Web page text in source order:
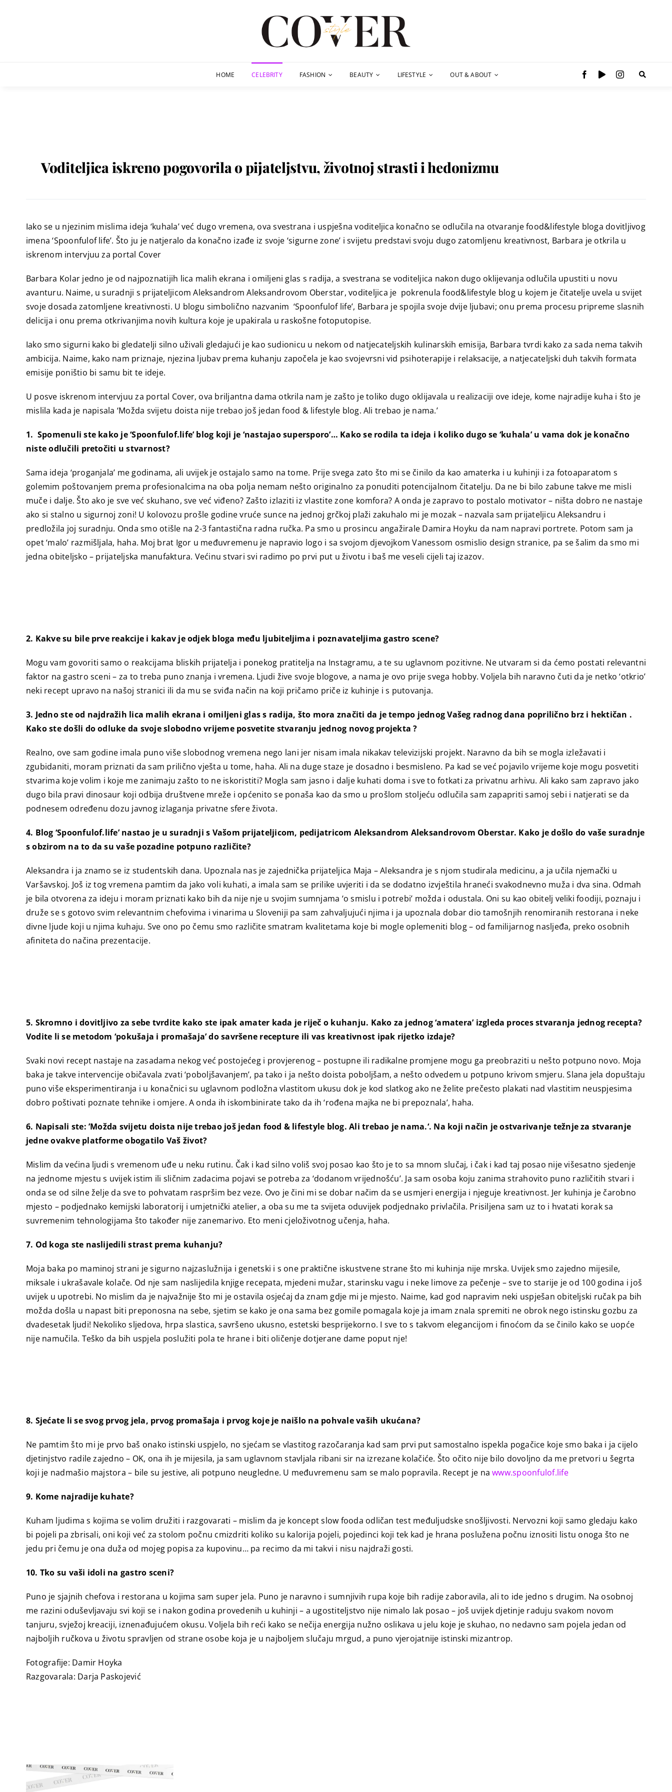
HOME CELEBRITY FASHION BEAUTY LIFESTYLE OUT & ABOUT
Voditeljica iskreno pogovorila o pijateljstvu, životnoj strasti i hedonizmu
Iako se u njezinim mislima ideja ‘kuhala’ već dugo vremena, ova svestrana i uspješna voditeljica konačno se odlučila na otvaranje food&lifestyle bloga dovitljivog
imena ‘Spoonfulof life’. Što ju je natjeralo da konačno izađe iz svoje ‘sigurne zone’ i svijetu predstavi svoju dugo zatomljenu kreativnost, Barbara je otkrila u
iskrenom intervjuu za portal Cover
Barbara Kolar jedno je od najpoznatijih lica malih ekrana i omiljeni glas s radija, a svestrana se voditeljica nakon dugo oklijevanja odlučila upustiti u novu
avanturu. Naime, u suradnji s prijateljicom Aleksandrom Aleksandrovom Oberstar, voditeljica je pokrenula food&lifestyle blog u kojem je čitatelje uvela u svijet
svoje dosada zatomljene kreativnosti. U blogu simbolično nazvanim ‘Spoonfulof life’, Barbara je spojila svoje dvije ljubavi; onu prema procesu pripreme slasnih
delicija i onu prema otkrivanjima novih kultura koje je upakirala u raskošne fotoputopise.
Iako smo sigurni kako bi gledatelji silno uživali gledajući je kao sudionicu u nekom od natjecateljskih kulinarskih emisija, Barbara tvrdi kako za sada nema takvih
ambicija. Naime, kako nam priznaje, njezina ljubav prema kuhanju započela je kao svojevrsni vid psihoterapije i relaksacije, a natjecateljski duh takvih formata
emisije poništio bi samu bit te ideje.
U posve iskrenom intervjuu za portal Cover, ova briljantna dama otkrila nam je zašto je toliko dugo oklijavala u realizaciji ove ideje, kome najradije kuha i što je
mislila kada je napisala ‘Možda svijetu doista nije trebao još jedan food & lifestyle blog. Ali trebao je nama.’
1. Spomenuli ste kako je ‘Spoonfulof.life’ blog koji je ‘nastajao supersporo’… Kako se rodila ta ideja i koliko dugo se ‘kuhala’ u vama dok je konačno
niste odlučili pretočiti u stvarnost?
Sama ideja ‘proganjala’ me godinama, ali uvijek je ostajalo samo na tome. Prije svega zato što mi se činilo da kao amaterka i u kuhinji i za fotoaparatom s
golemim poštovanjem prema profesionalcima na oba polja nemam nešto originalno za ponuditi potencijalnom čitatelju. Da ne bi bilo zabune takve me misli
muče i dalje. Što ako je sve već skuhano, sve već viđeno? Zašto izlaziti iz vlastite zone komfora? A onda je zapravo to postalo motivator – ništa dobro ne nastaje
ako si stalno u sigurnoj zoni! U kolovozu prošle godine vruće sunce na jednoj grčkoj plaži zakuhalo mi je mozak – nazvala sam prijateljicu Aleksandru i
predložila joj suradnju. Onda smo otišle na 2-3 fantastična radna ručka. Pa smo u prosincu angažirale Damira Hoyku da nam napravi portrete. Potom sam ja
opet ‘malo’ razmišljala, haha. Moj brat Igor u međuvremenu je napravio logo i sa svojom djevojkom Vanessom osmislio design stranice, pa se šalim da smo mi
jedna obiteljsko – prijateljska manufaktura. Većinu stvari svi radimo po prvi put u životu i baš me veseli cijeli taj izazov.
2. Kakve su bile prve reakcije i kakav je odjek bloga među ljubiteljima i poznavateljima gastro scene?
Mogu vam govoriti samo o reakcijama bliskih prijatelja i ponekog pratitelja na Instagramu, a te su uglavnom pozitivne. Ne utvaram si da ćemo postati relevantni
faktor na gastro sceni – za to treba puno znanja i vremena. Ljudi žive svoje blogove, a nama je ovo prije svega hobby. Voljela bih naravno čuti da je netko ‘otkrio’
neki recept upravo na našoj stranici ili da mu se sviđa način na koji pričamo priče iz kuhinje i s putovanja.
3. Jedno ste od najdražih lica malih ekrana i omiljeni glas s radija, što mora značiti da je tempo jednog Vašeg radnog dana poprilično brz i hektičan .
Kako ste došli do odluke da svoje slobodno vrijeme posvetite stvaranju jednog novog projekta ?
Realno, ove sam godine imala puno više slobodnog vremena nego lani jer nisam imala nikakav televizijski projekt. Naravno da bih se mogla izležavati i
zgubidaniti, moram priznati da sam prilično vješta u tome, haha. Ali na duge staze je dosadno i besmisleno. Pa kad se već pojavilo vrijeme koje mogu posvetiti
stvarima koje volim i koje me zanimaju zašto to ne iskoristiti? Mogla sam jasno i dalje kuhati doma i sve to fotkati za privatnu arhivu. Ali kako sam zapravo jako
dugo bila pravi dinosaur koji odbija društvene mreže i općenito se ponaša kao da smo u prošlom stoljeću odlučila sam zapapriti samoj sebi i natjerati se da
podnesem određenu dozu javnog izlaganja privatne sfere života.
4. Blog ‘Spoonfulof.life’ nastao je u suradnji s Vašom prijateljicom, pedijatricom Aleksandrom Aleksandrovom Oberstar. Kako je došlo do vaše suradnje
s obzirom na to da su vaše pozadine potpuno različite?
Aleksandra i ja znamo se iz studentskih dana. Upoznala nas je zajednička prijateljica Maja – Aleksandra je s njom studirala medicinu, a ja učila njemački u
Varšavskoj. Još iz tog vremena pamtim da jako voli kuhati, a imala sam se prilike uvjeriti i da se dodatno izvještila hraneći svakodnevno muža i dva sina. Odmah
je bila otvorena za ideju i moram priznati kako bih da nije nje u svojim sumnjama ‘o smislu i potrebi’ možda i odustala. Oni su kao obitelj veliki foodiji, poznaju i
druže se s gotovo svim relevantnim chefovima i vinarima u Sloveniji pa sam zahvaljujući njima i ja upoznala dobar dio tamošnjih renomiranih restorana i neke
divne ljude koji u njima kuhaju. Sve ono po čemu smo različite smatram kvalitetama koje bi mogle oplemeniti blog – od familijarnog nasljeđa, preko osobnih
afiniteta do načina prezentacije.
5. Skromno i dovitljivo za sebe tvrdite kako ste ipak amater kada je riječ o kuhanju. Kako za jednog ‘amatera’ izgleda proces stvaranja jednog recepta?
Vodite li se metodom ‘pokušaja i promašaja’ do savršene recepture ili vas kreativnost ipak rijetko izdaje?
Svaki novi recept nastaje na zasadama nekog već postojećeg i provjerenog – postupne ili radikalne promjene mogu ga preobraziti u nešto potpuno novo. Moja
baka je takve intervencije običavala zvati ‘poboljšavanjem’, pa tako i ja nešto doista poboljšam, a nešto odvedem u potpuno krivom smjeru. Slana jela dopuštaju
puno više eksperimentiranja i u konačnici su uglavnom podložna vlastitom ukusu dok je kod slatkog ako ne želite prečesto plakati nad vlastitim neuspjesima
dobro poštivati poznate tehnike i omjere. A onda ih iskombinirate tako da ih ‘rođena majka ne bi prepoznala’, haha.
6. Napisali ste: ’Možda svijetu doista nije trebao još jedan food & lifestyle blog. Ali trebao je nama.‘. Na koji način je ostvarivanje težnje za stvaranje
jedne ovakve platforme obogatilo Vaš život?
Mislim da većina ljudi s vremenom uđe u neku rutinu. Čak i kad silno voliš svoj posao kao što je to sa mnom slučaj, i čak i kad taj posao nije višesatno sjedenje
na jednome mjestu s uvijek istim ili sličnim zadacima pojavi se potreba za ‘dodanom vrijednošću’. Ja sam osoba koju zanima strahovito puno različitih stvari i
onda se od silne želje da sve to pohvatam raspršim bez veze. Ovo je čini mi se dobar načim da se usmjeri energija i njeguje kreativnost. Jer kuhinja je čarobno
mjesto – podjednako kemijski laboratorij i umjetnički atelier, a oba su me ta svijeta oduvijek podjednako privlačila. Prisiljena sam uz to i hvatati korak sa
suvremenim tehnologijama što također nije zanemarivo. Eto meni cjeloživotnog učenja, haha.
7. Od koga ste naslijedili strast prema kuhanju?
Moja baka po maminoj strani je sigurno najzaslužnija i genetski i s one praktične iskustvene strane što mi kuhinja nije mrska. Uvijek smo zajedno mijesile,
miksale i ukrašavale kolače. Od nje sam naslijedila knjige recepata, mjedeni mužar, starinsku vagu i neke limove za pečenje – sve to starije je od 100 godina i još
uvijek u upotrebi. No mislim da je najvažnije što mi je ostavila osjećaj da znam gdje mi je mjesto. Naime, kad god napravim neki uspješan obiteljski ručak pa bih
možda došla u napast biti preponosna na sebe, sjetim se kako je ona sama bez gomile pomagala koje ja imam znala spremiti ne obrok nego istinsku gozbu za
dvadesetak ljudi! Nekoliko sljedova, hrpa slastica, savršeno ukusno, estetski besprijekorno. I sve to s takvom elegancijom i finoćom da se činilo kako se uopće
nije namučila. Teško da bih uspjela poslužiti pola te hrane i biti oličenje dotjerane dame poput nje!
8. Sjećate li se svog prvog jela, prvog promašaja i prvog koje je naišlo na pohvale vaših ukućana?
Ne pamtim što mi je prvo baš onako istinski uspjelo, no sjećam se vlastitog razočaranja kad sam prvi put samostalno ispekla pogačice koje smo baka i ja cijelo
djetinjstvo radile zajedno – OK, ona ih je mijesila, ja sam uglavnom stavljala ribani sir na izrezane kolačiće. Što očito nije bilo dovoljno da me pretvori u šegrta
koji je nadmašio majstora – bile su jestive, ali potpuno neugledne. U međuvremenu sam se malo popravila. Recept je nawww.spoonfulof.life
9. Kome najradije kuhate?
Kuham ljudima s kojima se volim družiti i razgovarati – mislim da je koncept slow fooda odličan test međuljudske snošljivosti. Nervozni koji samo gledaju kako
bi pojeli pa zbrisali, oni koji već za stolom počnu cmizdriti koliko su kalorija pojeli, pojedinci koji tek kad je hrana poslužena počnu iznositi listu onoga što ne
jedu pri čemu je ona duža od mojeg popisa za kupovinu… pa recimo da mi takvi i nisu najdraži gosti.
10. Tko su vaši idoli na gastro sceni?
Puno je sjajnih chefova i restorana u kojima sam super jela. Puno je naravno i sumnjivih rupa koje bih radije zaboravila, ali to ide jedno s drugim. Na osobnoj
me razini oduševljavaju svi koji se i nakon godina provedenih u kuhinji – a ugostiteljstvo nije nimalo lak posao – još uvijek djetinje raduju svakom novom
tanjuru, svježoj kreaciji, iznenađujućem okusu. Voljela bih reći kako se nečija energija nužno oslikava u jelu koje je skuhao, no nedavno sam pojela jedan od
najboljih ručkova u životu spravljen od strane osobe koja je u najboljem slučaju mrgud, a puno vjerojatnije istinski mizantrop.
Fotografije: Damir Hoyka
Razgovarala: Darja Paskojević